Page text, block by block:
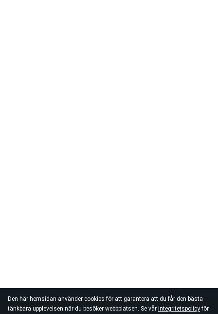
Den här hemsidan använder cookies för att garantera att du får den bästa
tänkbara upplevelsen när du besöker webbplatsen. Se vår integritetspolicyför